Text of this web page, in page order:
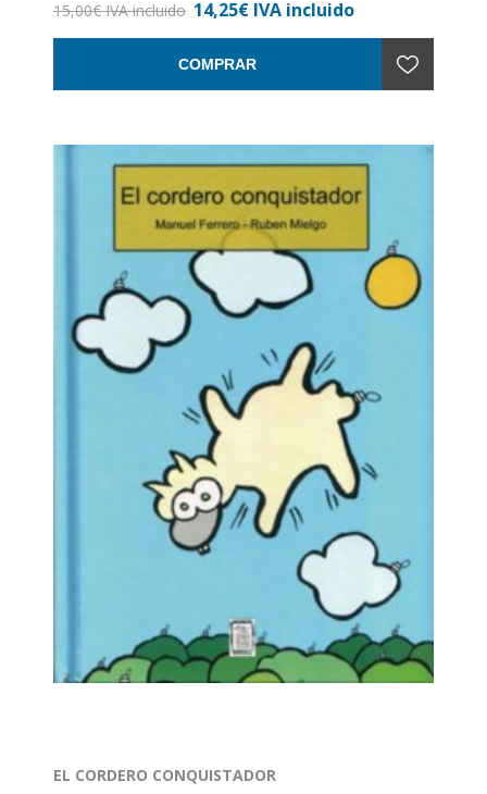
Nº de páginas: 107
15,00€ IVA incluido 14,25€ IVA incluido
COMPRAR
EL CORDERO CONQUISTADOR